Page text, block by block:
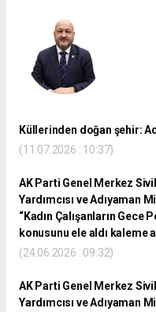
Küllerinden doğan şehir:
(11.07.2026 : 10:37)
AK Parti Genel Merkez
Yardımcısı ve Adıyaman
“Kadın Çalışanların Gece
konusunu ele aldı kaleme
(24.06.2026 : 09:32)
AK Parti Genel Merkez
Yardımcısı ve Adıyaman